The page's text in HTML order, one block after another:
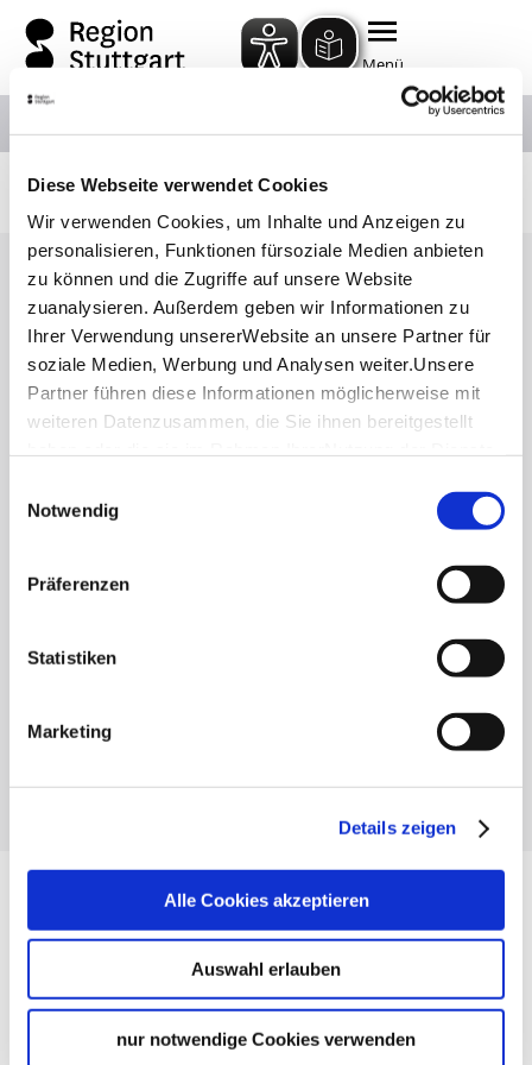
Diese Webseite verwendet Cookies
Wir verwenden Cookies, um Inhalte und Anzeigen zu
personalisieren, Funktionen fürsoziale Medien anbieten
zu können und die Zugriffe auf unsere Website
zuanalysieren. Außerdem geben wir Informationen zu
Ihrer Verwendung unsererWebsite an unsere Partner für
soziale Medien, Werbung und Analysen weiter.Unsere
Partner führen diese Informationen möglicherweise mit
weiteren Datenzusammen, die Sie ihnen bereitgestellt
Impressum
Notwendig
Präferenzen
Statistiken
Marketing
Details zeigen
Alle Cookies akzeptieren
Auswahl erlauben
nur notwendige Cookies verwenden
Zum Hauptinhalt springen
Zur Suche springen
Zur Hauptnavigation
Zum Footer springen
Menü
Les incontournables de Stuttgart
Trois jours en Stuttgart
Espace Presse
Stuttgart Convention Bureau
Banque d`Images
Conditions Générales de Vente
Privacy policy
Mentions légales
© 2026 Stuttgart-Marketing GmbH,
info@stuttgart-tourist.de
stuttgart-tourist.de und www.erlebnisregion-
stuttgart.de sind die offiziellen Websites des
Tourismuspartners der Landeshauptstadt